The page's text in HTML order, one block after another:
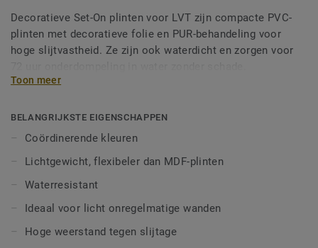
Decoratieve Set-On plinten voor LVT zijn compacte PVC-
plinten met decoratieve folie en PUR-behandeling voor
hoge slijtvastheid. Ze zijn ook waterdicht en zorgen voor
Verkrijgbaar in 2 hoogtes 60 mm en 80 mm (Ultimate-
afwerking. Decoratieve set-on plinten zijn geschikt voor
alle LVT-vloeren (Glue-Down, Click en Loose-Lay).
Toon meer
BELANGRIJKSTE EIGENSCHAPPEN
Coördinerende kleuren
Lichtgewicht, flexibeler dan MDF-plinten
Waterresistant
Ideaal voor licht onregelmatige wanden
Hoge weerstand tegen slijtage